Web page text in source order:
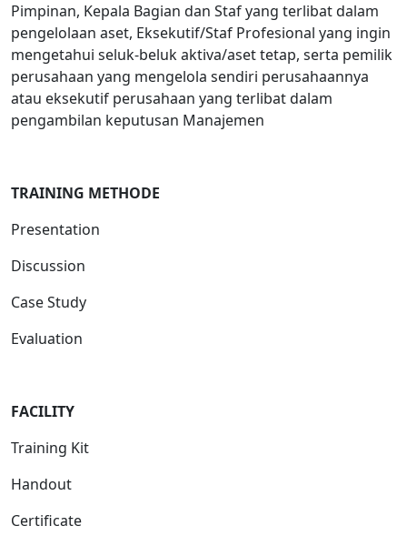
Pimpinan, Kepala Bagian dan Staf yang terlibat dalam
pengelolaan aset, Eksekutif/Staf Profesional yang ingin
mengetahui seluk-beluk aktiva/aset tetap, serta pemilik
perusahaan yang mengelola sendiri perusahaannya
atau eksekutif perusahaan yang terlibat dalam
pengambilan keputusan Manajemen
TRAINING METHODE
Presentation
Discussion
Case Study
Evaluation
FACILITY
Training Kit
Handout
Certificate